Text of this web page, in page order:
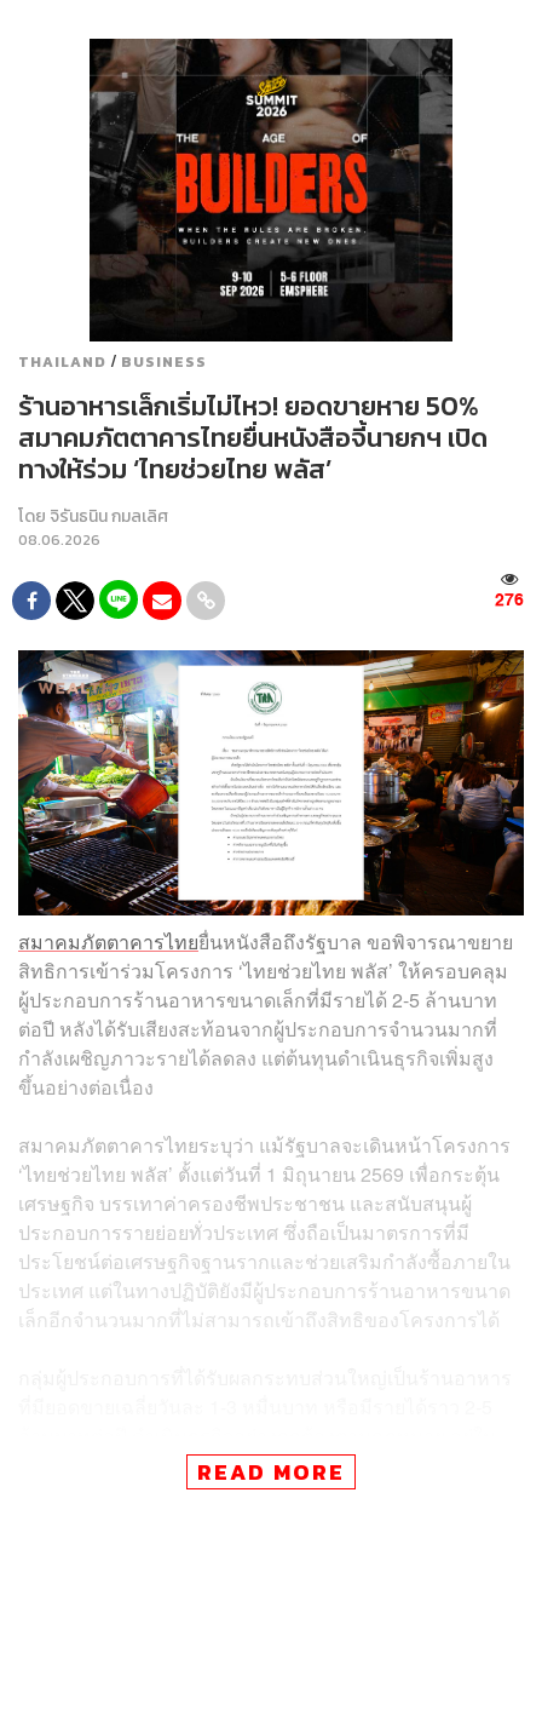
THAILAND / BUSINESS
ร้านอาหารเล็กเริ่มไม่ไหว! ยอดขายหาย 50%
สมาคมภัตตาคารไทยยื่นหนังสือจี้นายกฯ เปิด
ทางให้ร่วม ‘ไทยช่วยไทย พลัส’
โดย จิรันธนิน กมลเลิศ
08.06.2026
276
สมาคมภัตตาคารไทยยื่นหนังสือถึงรัฐบาล ขอพิจารณาขยาย
สิทธิการเข้าร่วมโครงการ ‘ไทยช่วยไทย พลัส’ ให้ครอบคลุม
ผู้ประกอบการร้านอาหารขนาดเล็กที่มีรายได้ 2-5 ล้านบาท
ต่อปี หลังได้รับเสียงสะท้อนจากผู้ประกอบการจำนวนมากที่
กำลังเผชิญภาวะรายได้ลดลง แต่ต้นทุนดำเนินธุรกิจเพิ่มสูง
ขึ้นอย่างต่อเนื่อง
สมาคมภัตตาคารไทยระบุว่า แม้รัฐบาลจะเดินหน้าโครงการ
‘ไทยช่วยไทย พลัส’ ตั้งแต่วันที่ 1 มิถุนายน 2569 เพื่อกระตุ้น
เศรษฐกิจ บรรเทาค่าครองชีพประชาชน และสนับสนุนผู้
ประกอบการรายย่อยทั่วประเทศ ซึ่งถือเป็นมาตรการที่มี
ประโยชน์ต่อเศรษฐกิจฐานรากและช่วยเสริมกำลังซื้อภายใน
ประเทศ แต่ในทางปฏิบัติยังมีผู้ประกอบการร้านอาหารขนาด
เล็กอีกจำนวนมากที่ไม่สามารถเข้าถึงสิทธิของโครงการได้
ระบบภาษีมูลค่าเพิ่มและประกันสังคม รวมถึงมีการจ้างงาน
พนักงานตั้งแต่ 5-20 คนต่อร้าน
READ MORE